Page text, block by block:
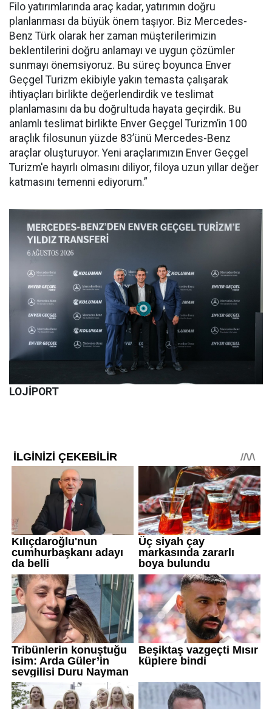
Filo yatırımlarında araç kadar, yatırımın doğru
planlanması da büyük önem taşıyor. Biz Mercedes-
Benz Türk olarak her zaman müşterilerimizin
beklentilerini doğru anlamayı ve uygun çözümler
sunmayı önemsiyoruz. Bu süreç boyunca Enver
Geçgel Turizm ekibiyle yakın temasta çalışarak
ihtiyaçları birlikte değerlendirdik ve teslimat
planlamasını da bu doğrultuda hayata geçirdik. Bu
anlamlı teslimat birlikte Enver Geçgel Turizm’in 100
araçlık filosunun yüzde 83’ünü Mercedes-Benz
araçlar oluşturuyor. Yeni araçlarımızın Enver Geçgel
Turizm'e hayırlı olmasını diliyor, filoya uzun yıllar değer
katmasını temenni ediyorum.”
LOJİPORT